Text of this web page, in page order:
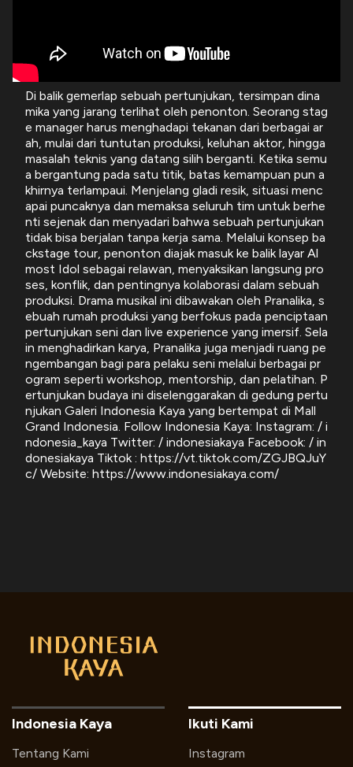
Di balik gemerlap sebuah pertunjukan, tersimpan dina
mika yang jarang terlihat oleh penonton. Seorang stag
e manager harus menghadapi tekanan dari berbagai ar
ah, mulai dari tuntutan produksi, keluhan aktor, hingga
masalah teknis yang datang silih berganti. Ketika semu
a bergantung pada satu titik, batas kemampuan pun a
khirnya terlampaui. Menjelang gladi resik, situasi menc
apai puncaknya dan memaksa seluruh tim untuk berhe
nti sejenak dan menyadari bahwa sebuah pertunjukan
tidak bisa berjalan tanpa kerja sama. Melalui konsep ba
ckstage tour, penonton diajak masuk ke balik layar Al
most Idol sebagai relawan, menyaksikan langsung pro
ses, konflik, dan pentingnya kolaborasi dalam sebuah
produksi. Drama musikal ini dibawakan oleh Pranalika, s
ebuah rumah produksi yang berfokus pada penciptaan
pertunjukan seni dan live experience yang imersif. Sela
in menghadirkan karya, Pranalika juga menjadi ruang pe
ngembangan bagi para pelaku seni melalui berbagai pr
ogram seperti workshop, mentorship, dan pelatihan. P
ertunjukan budaya ini diselenggarakan di gedung pertu
njukan Galeri Indonesia Kaya yang bertempat di Mall
Grand Indonesia. Follow Indonesia Kaya: Instagram: / i
ndonesia_kaya Twitter: / indonesiakaya Facebook: / in
donesiakaya Tiktok : https://vt.tiktok.com/ZGJBQJuY
c/ Website: https://www.indonesiakaya.com/
Indonesia Kaya
Tentang Kami
Ikuti Kami
Instagram